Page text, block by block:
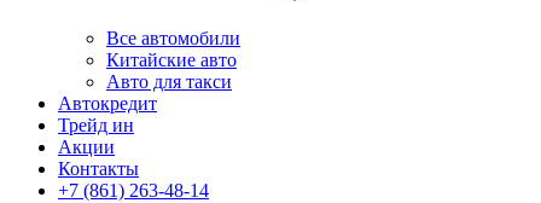
Все автомобили
Китайские авто
Авто для такси
Автокредит
Трейд ин
Акции
Контакты
+7 (861) 263-48-14